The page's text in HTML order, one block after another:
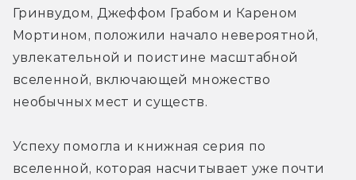
Гринвудом, Джеффом Грабом и Кареном
Мортином, положили начало невероятной,
увлекательной и поистине масштабной
вселенной, включающей множество
необычных мест и существ.
Успеху помогла и книжная серия по
вселенной, которая насчитывает уже почти